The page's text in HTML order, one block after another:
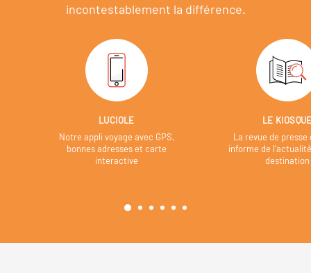
incontestablement la différence.
LUCIOLE
Notre appli voyage avec GPS,
bonnes adresses et carte
interactive
LE
La revue de presse
informe de
destination